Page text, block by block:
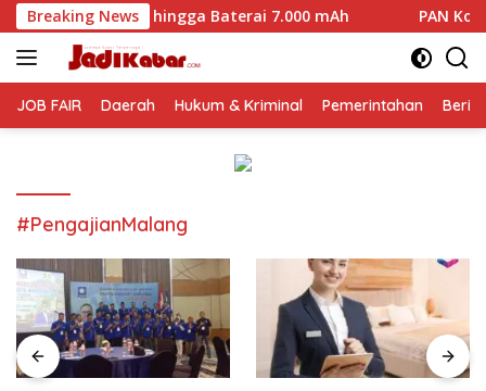
Langsung
ke
konten
Breaking News
hingga Baterai 7.000 mAh PAN Kota Magelang Mulai
JOB FAIR Daerah Hukum & Kriminal Pemerintahan
#PengajianMalang